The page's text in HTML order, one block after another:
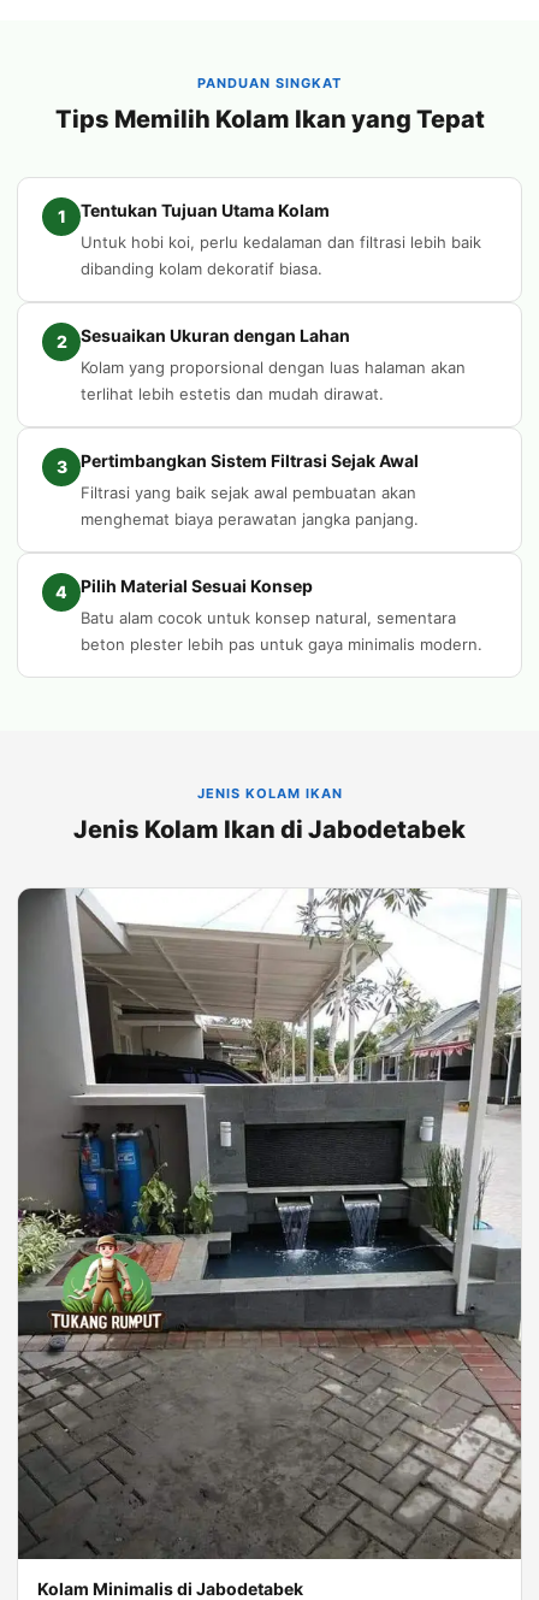
PANDUAN SINGKAT
Tips Memilih Kolam Ikan yang Tepat
1 Tentukan Tujuan Utama Kolam
Untuk hobi koi, perlu kedalaman dan filtrasi lebih baik
dibanding kolam dekoratif biasa.
2 Sesuaikan Ukuran dengan Lahan
Kolam yang proporsional dengan luas halaman akan
terlihat lebih estetis dan mudah dirawat.
3 Pertimbangkan Sistem Filtrasi Sejak Awal
Filtrasi yang baik sejak awal pembuatan akan
menghemat biaya perawatan jangka panjang.
4 Pilih Material Sesuai Konsep
Batu alam cocok untuk konsep natural, sementara
beton plester lebih pas untuk gaya minimalis modern.
JENIS KOLAM IKAN
Jenis Kolam Ikan di Jabodetabek
Kolam Minimalis di Jabodetabek